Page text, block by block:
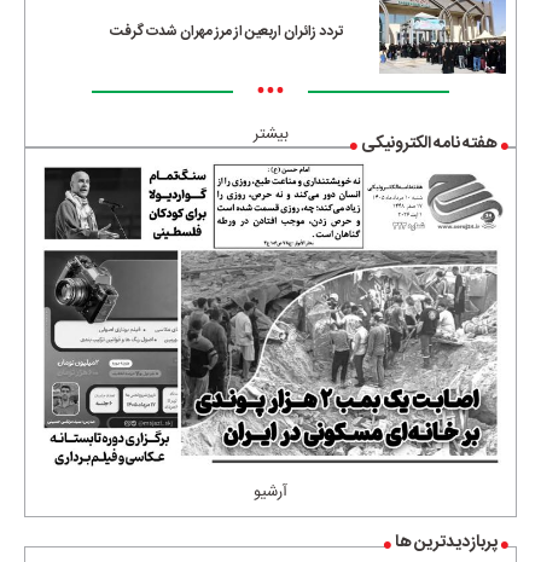
تردد زائران اربعین از مرز مهران شدت گرفت
•••
بیشتر هفته نامه الکترونیکی
آرشیو
پربازدیدترین ها